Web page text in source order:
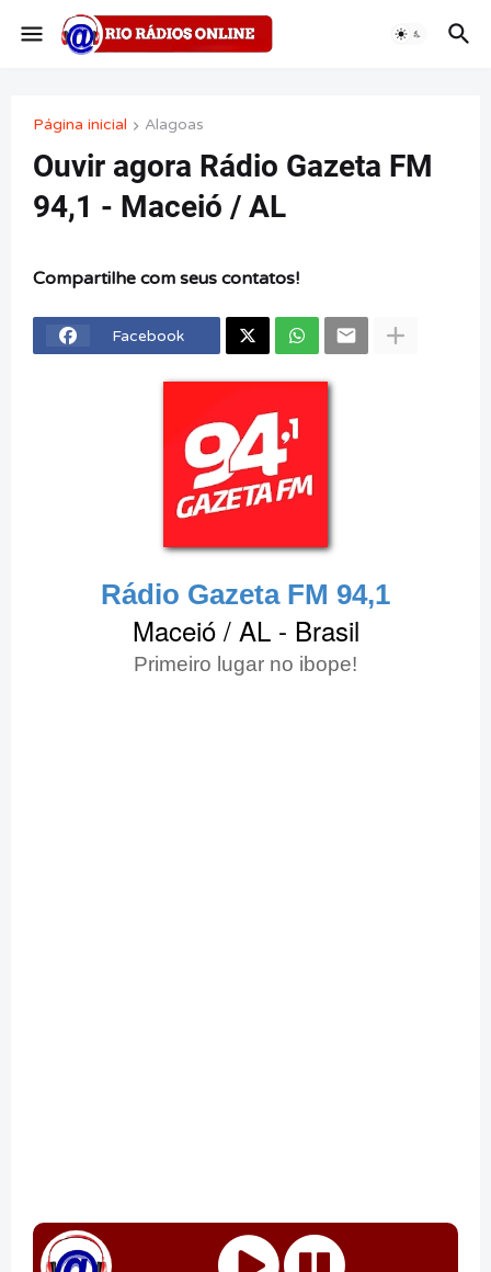
Página inicial Alagoas
Ouvir agora Rádio Gazeta FM
94,1 - Maceió / AL
Compartilhe com seus contatos!
Facebook
Rádio Gazeta FM 94,1
Maceió / AL - Brasil
Primeiro lugar no ibope!